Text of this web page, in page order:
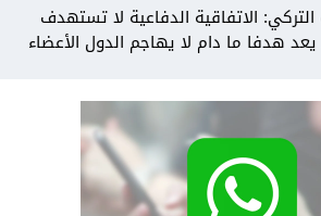
التركي: الاتفاقية الدفاعية لا تستهدف
يعد هدفا ما دام لا يهاجم الدول الأعضاء